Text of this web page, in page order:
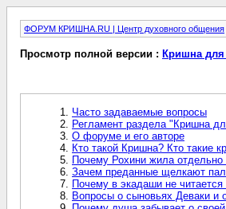
ФОРУМ КРИШНА.RU | Центр духовного общения
Просмотр полной версии : Кришна
Часто задаваемые вопросы
Регламент раздела "Кришна
О форуме и его авторе
Кто такой Кришна? Кто такие
Почему Рохини жила отдельно
Зачем преданные щелкают
Почему в экадаши не
Вопросы о сыновьях Деваки и